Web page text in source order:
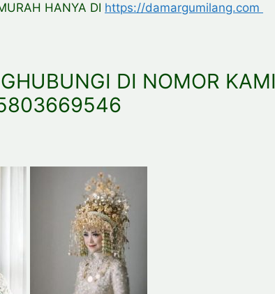
HANYA DI https://damargumilang.com
DI NOMOR KAMI